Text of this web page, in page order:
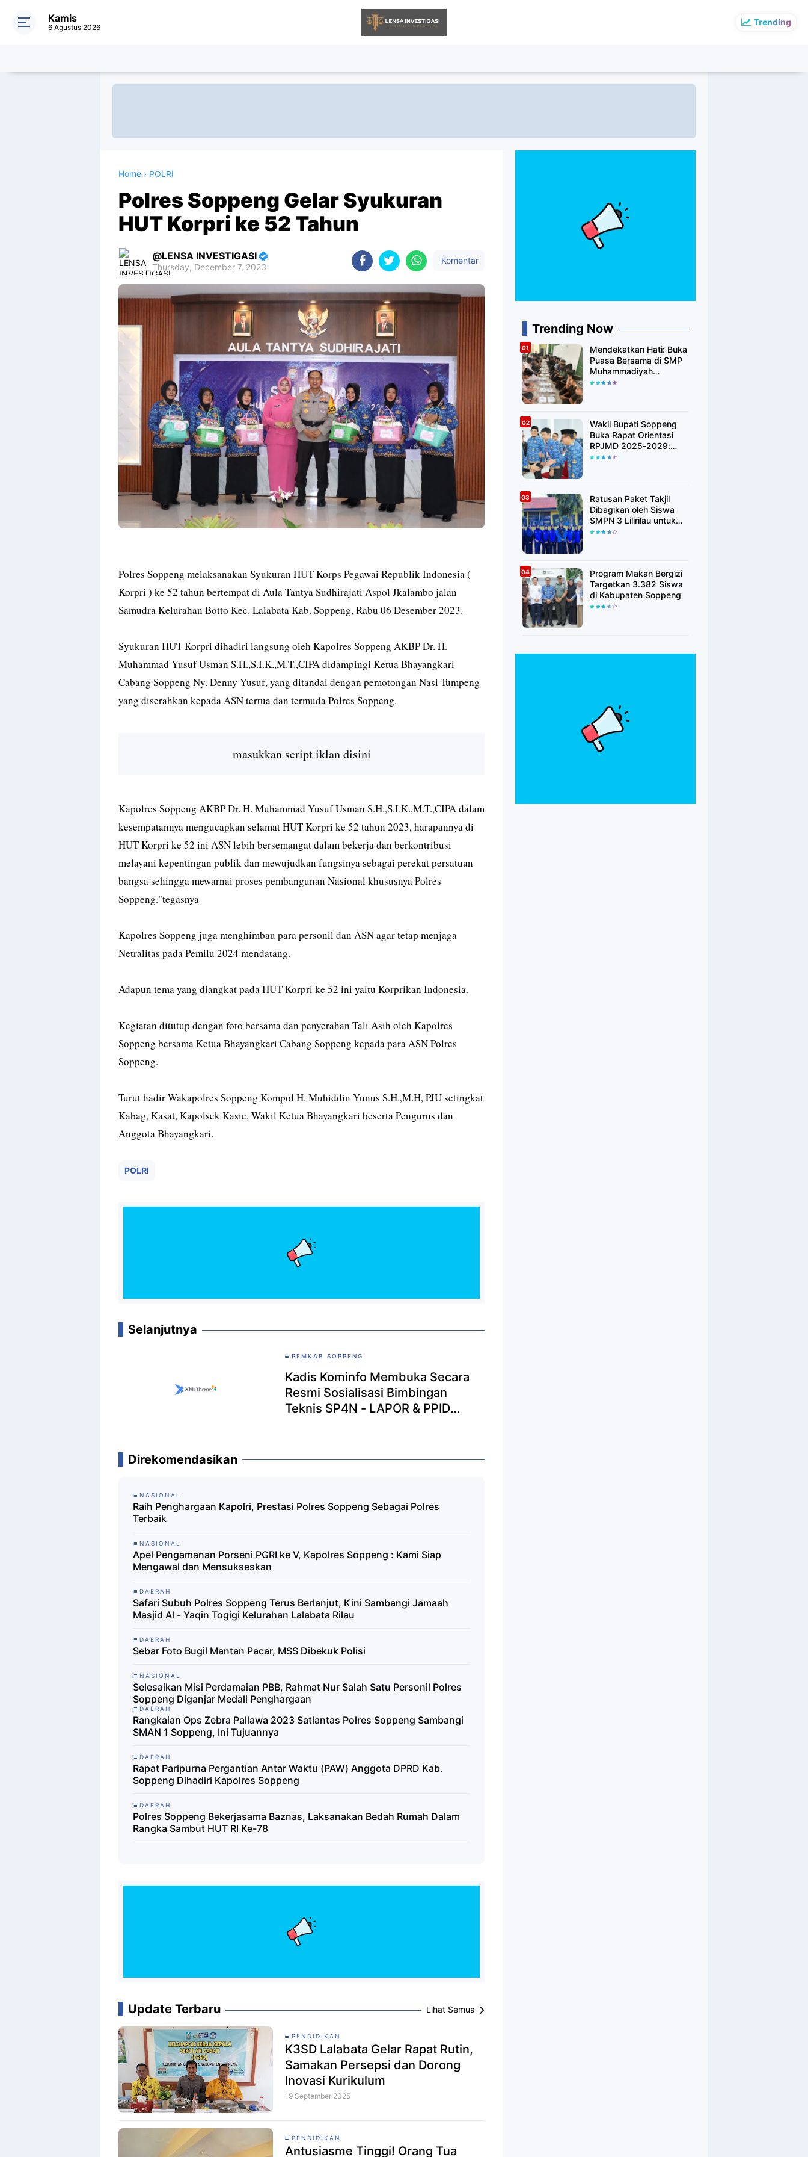
Trending
Kamis
6 Agustus 2026
Home › POLRI
Polres Soppeng Gelar Syukuran
HUT Korpri ke 52 Tahun
LENSA INVESTIGASI
Thursday, December 7, 2023
Komentar
Premium
By
Raushan
Design
Templates
Polres Soppeng melaksanakan Syukuran HUT Korps Pegawai Republik Indonesia (
Korpri ) ke 52 tahun bertempat di Aula Tantya Sudhirajati Aspol Jkalambo jalan
Samudra Kelurahan Botto Kec. Lalabata Kab. Soppeng, Rabu 06 Desember 2023.
Syukuran HUT Korpri dihadiri langsung oleh Kapolres Soppeng AKBP Dr. H.
Muhammad Yusuf Usman S.H.,S.I.K.,M.T.,CIPA didampingi Ketua Bhayangkari
Cabang Soppeng Ny. Denny Yusuf, yang ditandai dengan pemotongan Nasi Tumpeng
yang diserahkan kepada ASN tertua dan termuda Polres Soppeng.
masukkan script iklan disini
Kapolres Soppeng AKBP Dr. H. Muhammad Yusuf Usman S.H.,S.I.K.,M.T.,CIPA dalam
kesempatannya mengucapkan selamat HUT Korpri ke 52 tahun 2023, harapannya di
HUT Korpri ke 52 ini ASN lebih bersemangat dalam bekerja dan berkontribusi
melayani kepentingan publik dan mewujudkan fungsinya sebagai perekat persatuan
bangsa sehingga mewarnai proses pembangunan Nasional khususnya Polres
Soppeng."tegasnya
Kapolres Soppeng juga menghimbau para personil dan ASN agar tetap menjaga
Netralitas pada Pemilu 2024 mendatang.
Adapun tema yang diangkat pada HUT Korpri ke 52 ini yaitu Korprikan Indonesia.
Kegiatan ditutup dengan foto bersama dan penyerahan Tali Asih oleh Kapolres
Soppeng bersama Ketua Bhayangkari Cabang Soppeng kepada para ASN Polres
Soppeng.
Turut hadir Wakapolres Soppeng Kompol H. Muhiddin Yunus S.H.,M.H, PJU setingkat
Kabag, Kasat, Kapolsek Kasie, Wakil Ketua Bhayangkari beserta Pengurus dan
Anggota Bhayangkari.
POLRI
Selanjutnya
PEMKAB SOPPENG
Kadis Kominfo Membuka Secara
Resmi Sosialisasi Bimbingan
Teknis SP4N - LAPOR & PPID
Direkomendasikan
NASIONAL
Raih Penghargaan Kapolri, Prestasi Polres Soppeng Sebagai Polres
Terbaik
NASIONAL
Apel Pengamanan Porseni PGRI ke V, Kapolres Soppeng : Kami Siap
Mengawal dan Mensukseskan
DAERAH
Safari Subuh Polres Soppeng Terus Berlanjut, Kini Sambangi Jamaah
Masjid Al - Yaqin Togigi Kelurahan Lalabata Rilau
DAERAH
Sebar Foto Bugil Mantan Pacar, MSS Dibekuk Polisi
NASIONAL
Selesaikan Misi Perdamaian PBB, Rahmat Nur Salah Satu Personil Polres
Soppeng Diganjar Medali Penghargaan
DAERAH
Rangkaian Ops Zebra Pallawa 2023 Satlantas Polres Soppeng Sambangi
SMAN 1 Soppeng, Ini Tujuannya
DAERAH
Rapat Paripurna Pergantian Antar Waktu (PAW) Anggota DPRD Kab.
Soppeng Dihadiri Kapolres Soppeng
DAERAH
Polres Soppeng Bekerjasama Baznas, Laksanakan Bedah Rumah Dalam
Rangka Sambut HUT RI Ke-78
Update Terbaru Lihat Semua
PENDIDIKAN
K3SD Lalabata Gelar Rapat Rutin,
Samakan Persepsi dan Dorong
Inovasi Kurikulum
19 September 2025
PENDIDIKAN
Antusiasme Tinggi! Orang Tua
Trending Now
Mendekatkan Hati: Buka
Puasa Bersama di SMP
Muhammadiyah
Leworeng
Wakil Bupati Soppeng
Buka Rapat Orientasi
RPJMD 2025-2029:
"Soppeng Setara" Jadi
Ratusan Paket Takjil
Dibagikan oleh Siswa
SMPN 3 Lilirilau untuk
Warga Desa Lompulle
Program Makan Bergizi
Targetkan 3.382 Siswa
di Kabupaten Soppeng